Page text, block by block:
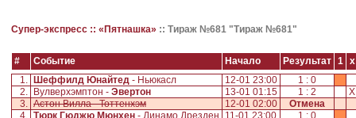
Супер-экспресс :: «Пятнашка» :: Тираж №681 "Тираж №681"
# Событие Начало Результат 1
x
1.
Шеффилд Юнайтед - Ньюкасл 12-01 23:00
1 : 0
2.
Вулверхэмптон - Эвертон 13-01 01:15 1 : 2
3. Астон Вилла - Тоттенхэм 12-01 02:00
Отмена
4. Тюрк Гюджю Мюнхен - Динамо Дрезден 11-01 23:00
1 : 0